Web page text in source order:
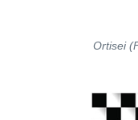
Ortisei